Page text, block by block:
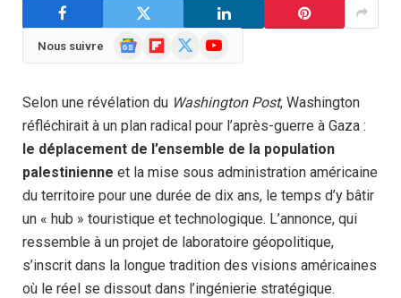
Nous suivre
GoogleFlipboard YouTube
Selon une révélation du Washington Post, Washington
réfléchirait à un plan radical pour l’après-guerre à Gaza :
le déplacement de l’ensemble de la population
palestinienne et la mise sous administration américaine
du territoire pour une durée de dix ans, le temps d’y bâtir
un « hub » touristique et technologique. L’annonce, qui
ressemble à un projet de laboratoire géopolitique,
s’inscrit dans la longue tradition des visions américaines
où le réel se dissout dans l’ingénierie stratégique.